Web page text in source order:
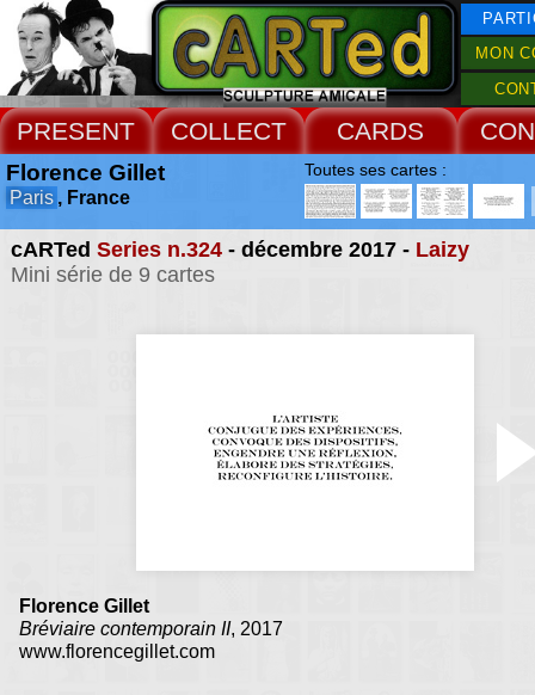
MON
PRESENT COLLECT CARDS
cARTed Series n.324- décembre 2017 - Laizy
Mini série de 9 cartes
Florence Gillet
Bréviaire contemporain II, 2017
www.florencegillet.com
Florence Gillet
Paris , France
Toutes ses cartes :